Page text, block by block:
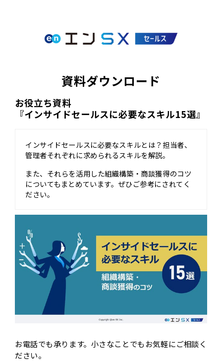
資料ダウンロード
お役立ち資料
『インサイドセールスに必要なスキル15選』
インサイドセールスに必要なスキルとは？担当者、
管理者それぞれに求められるスキルを解説。
また、それらを活用した組織構築・商談獲得のコツ
についてもまとめています。ぜひご参考にされてく
ださい。
お電話でも承ります。小さなことでもお気軽にご相談く
ださい。